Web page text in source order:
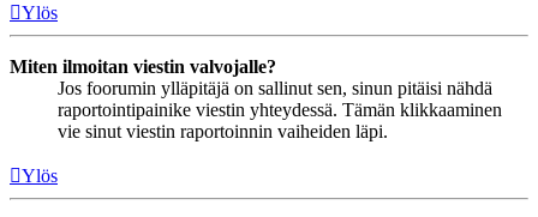
Ylös
Miten ilmoitan viestin valvojalle?
Jos foorumin ylläpitäjä on sallinut sen, sinun pitäisi nähdä
raportointipainike viestin yhteydessä. Tämän klikkaaminen
vie sinut viestin raportoinnin vaiheiden läpi.
Ylös